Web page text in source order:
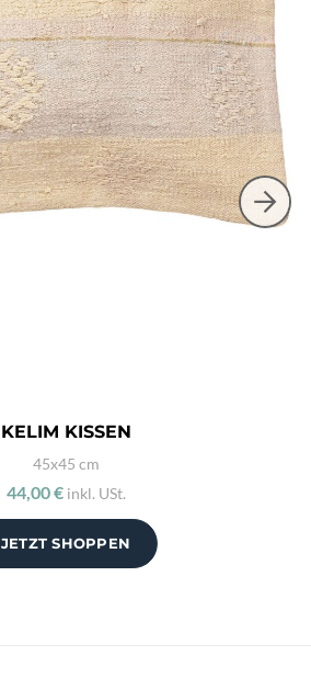
JETZT SHOPPEN
KELIM KISSEN
45x45 cm
44,00 € inkl. USt.